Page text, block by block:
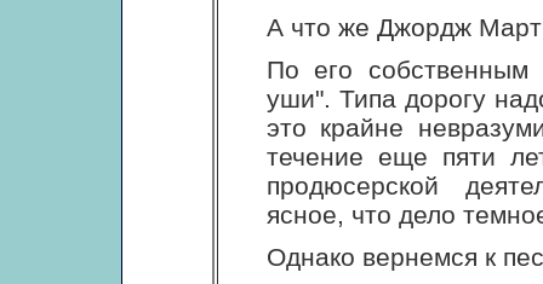
А что же Джордж
По его
уши". Типа дорогу
это крайне
течение еще пяти
продюсерской
ясное, что дело
Однако вернемся к